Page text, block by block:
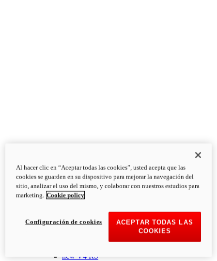
Diavel
V4
Diavel V4
126 NmTorque
223 kg
PESO HÚMEDO SIN
new V4 RS
Al hacer clic en “Aceptar todas las cookies”, usted acepta que las
cookies se guarden en su dispositivo para mejorar la navegación del
sitio, analizar el uso del mismo, y colaborar con nuestros estudios para
marketing. Cookie policy
ACEPTAR TODAS LAS
COOKIES
Configuración de cookies